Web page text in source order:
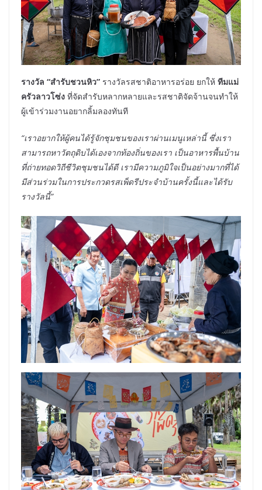
รางวัล “สำรับชวนหิว” รางวัลรสชาติอาหารอร่อย ยกให้ ทีมแม่
ครัวลาวโซ่ง ที่จัดสำรับหลากหลายและรสชาติจัดจ้านจนทำให้
ผู้เข้าร่วมงานอยากลิ้มลองทันที
“เราอยากให้ผู้คนได้รู้จักชุมชนของเราผ่านเมนูเหล่านี้ ซึ่งเรา
สามารถหาวัตถุดิบได้เองจากท้องถิ่นของเรา เป็นอาหารพื้นบ้าน
ที่ถ่ายทอดวิถีชีวิตชุมชนได้ดี เรามีความภูมิใจเป็นอย่างมากที่ได้
มีส่วนร่วมในการประกวดรสเพ็ดรีประจำบ้านครั้งนี้และได้รับ
รางวัลนี้”